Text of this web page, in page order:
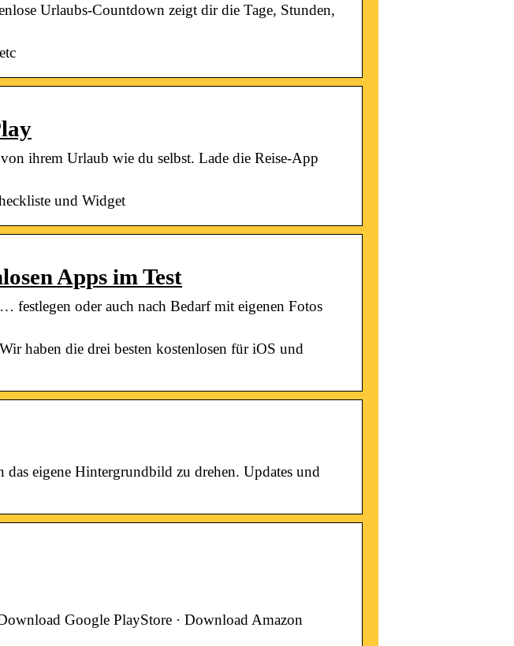
Urlaubs-Countdown zeigt dir die Tage, Stunden,
ihrem Urlaub wie du selbst. Lade die Reise-App
und Widget
Apps im Test
festlegen oder auch nach Bedarf mit eigenen Fotos
haben die drei besten kostenlosen für iOS und
eigene Hintergrundbild zu drehen. Updates und
Google PlayStore · Download Amazon